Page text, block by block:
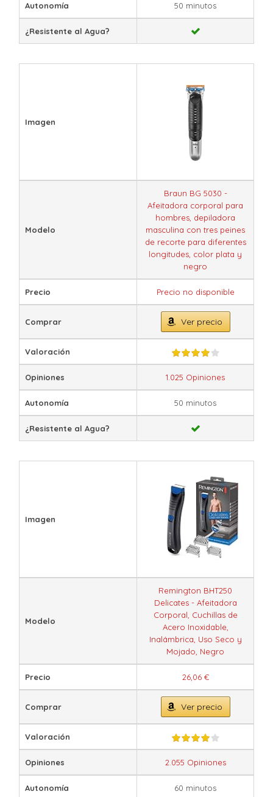
Autonomía 50 minutos
¿Resistente al Agua?
Imagen
Modelo
Braun BG 5030 -
Afeitadora corporal para
hombres, depiladora
masculina con tres peines
de recorte para diferentes
longitudes, color plata y
negro
Precio Precio no disponible
Comprar Ver precio
Valoración
Opiniones 1.025 Opiniones
Autonomía 50 minutos
¿Resistente al Agua?
Imagen
Modelo
Remington BHT250
Delicates - Afeitadora
Corporal, Cuchillas de
Acero Inoxidable,
Inalámbrica, Uso Seco y
Mojado, Negro
Precio 26,06 €
Comprar Ver precio
Valoración
Opiniones 2.055 Opiniones
Autonomía 60 minutos